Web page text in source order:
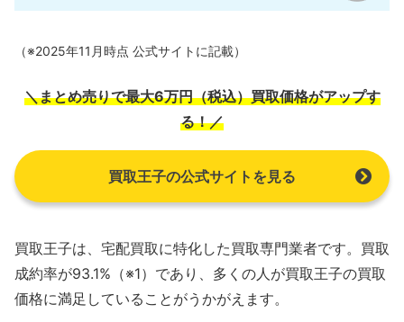
（※2025年11月時点 公式サイトに記載）
＼まとめ売りで最大6万円（税込）買取価格がアップす
る！／
買取王子の公式サイトを見る
買取王子は、宅配買取に特化した買取専門業者です。買取
成約率が93.1%（※1）であり、多くの人が買取王子の買取
価格に満足していることがうかがえます。